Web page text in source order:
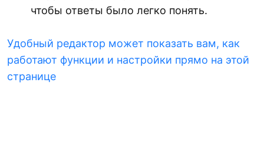
чтобы ответы было легко понять.
Удобный редактор может показать вам, как
работают функции и настройки прямо на этой
странице